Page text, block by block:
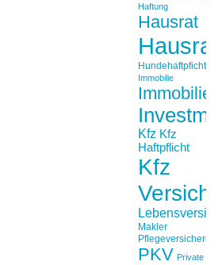
Haftung
Hausrat
Hundehaftpficht
Immobilie
Kfz Kfz
Haftpflicht
Kfz
Makler
Pflegeversicherung
PKV Private